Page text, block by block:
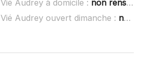
Vié Audrey à domicile : non renseigné
Vié Audrey ouvert dimanche : non renseigné